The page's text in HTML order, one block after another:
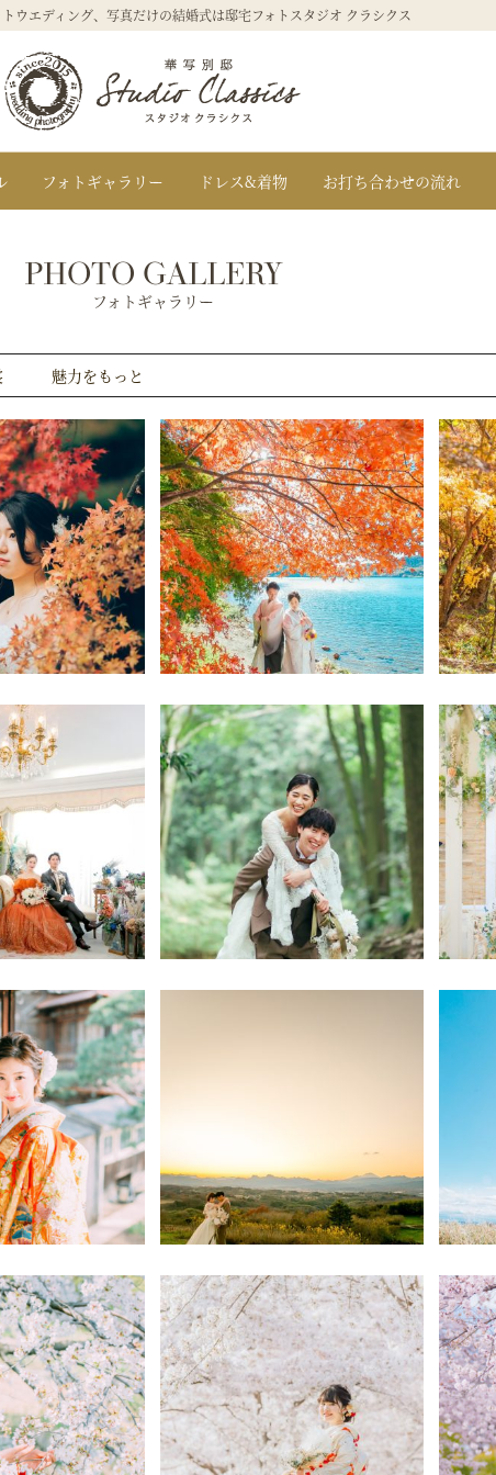
ウエディング、写真だけの結婚式は邸宅フォトスタジオ クラシクス
フォトギャラリー ドレス&着物 お打ち合わせの流れ
PHOTO GALLERY
フォトギャラリー
魅力をもっと